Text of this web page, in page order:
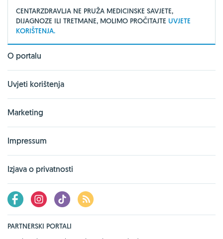
CENTARZDRAVLJA NE PRUŽA MEDICINSKE SAVJETE,
DIJAGNOZE ILI TRETMANE, MOLIMO PROČITAJTE UVJETE
KORIŠTENJA.
O portalu
Uvjeti korištenja
Marketing
Impressum
Izjava o privatnosti
PARTNERSKI PORTALI